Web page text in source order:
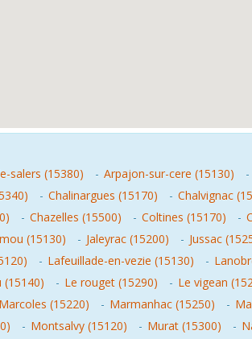
salers (15380) - Arpajon-sur-cere (15130) -
- Chalinargues (15170) - Chalvignac
- Chazelles (15500) - Coltines (15170) -
(15130) - Jaleyrac (15200) - Jussac
- Lafeuillade-en-vezie (15130) -
(15140) - Le rouget (15290) - Le vigean
Marcoles (15220) - Marmanhac (15250) -
- Montsalvy (15120) - Murat (15300) -